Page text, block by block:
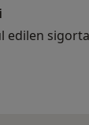
edilen